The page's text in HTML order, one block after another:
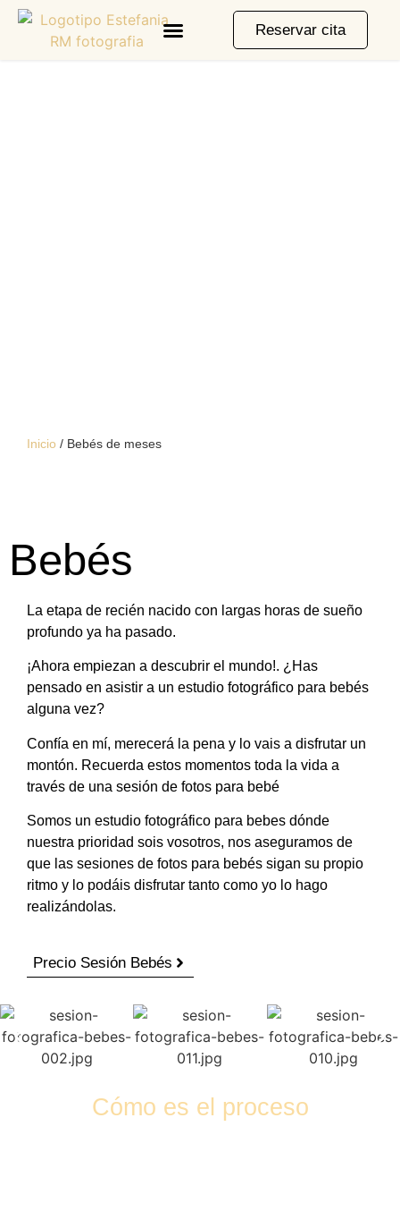
Reservar cita
Inicio / Bebés de meses
Bebés
La etapa de recién nacido con largas horas de sueño
profundo ya ha pasado.
¡Ahora empiezan a descubrir el mundo!. ¿Has
pensado en asistir a un estudio fotográfico para bebés
alguna vez?
Confía en mí, merecerá la pena y lo vais a disfrutar un
montón. Recuerda estos momentos toda la vida a
través de una sesión de fotos para bebé
Somos un estudio fotográfico para bebes dónde
nuestra prioridad sois vosotros, nos aseguramos de
que las sesiones de fotos para bebés sigan su propio
ritmo y lo podáis disfrutar tanto como yo lo hago
realizándolas.
Precio Sesión Bebés
Cómo es el proceso